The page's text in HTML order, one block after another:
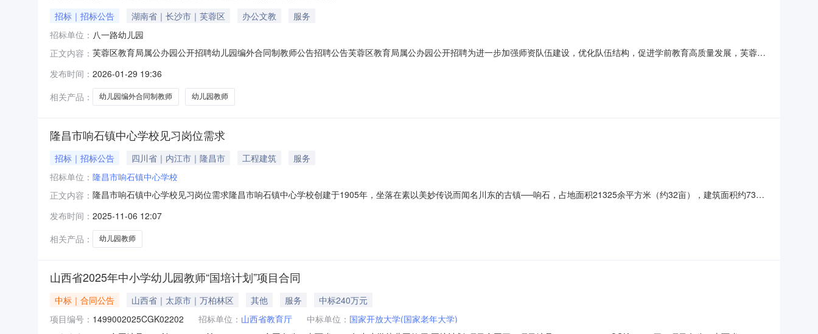
招标｜招标公告 湖南省｜长沙市｜芙蓉区 办公文教
服务
招标单位： 八一路幼儿园
正文内容： 芙蓉区教育局属公办园公开招聘幼儿园编外合同制教师公告招聘公告芙蓉区教育局属公办园公开招聘为进一步加强师资队伍建设，优化队伍结构，促进学前教育高质量发展，芙蓉区
好的品行，拥护党的教育方针与政策；3.具有较高的政治思想素质，身心健康，热爱教育，有教学工作经历者优先。（二）学历专业及教师资格条件1.大学专科及以上学历；2.具有
幼儿园教师资格证书；3.普通话水平二
发布时间： 2026-01-29 19:36
相关产品：
幼儿园编外合同制教师 幼儿园教师
隆昌市响石镇中心学校见习岗位需求
招标｜招标公告 四川省｜内江市｜隆昌市 工程建筑
服务
招标单位： 隆昌市响石镇中心学校
正文内容： 隆昌市响石镇中心学校见习岗位需求隆昌市响石镇中心学校创建于1905年，坐落在素以美妙传说而闻名川东的古镇──响石，占地面积21325余平方米（约32亩），建筑面积约7320
之一。一、见习岗位：幼儿园教师。二、见习名额：幼儿园教师1人。三、薪资待遇：生活补贴：不低于内江市最低工资标准，随内江市最低工资标准而调整。四、岗位要求全日制
大专及以上学历，具有幼儿
发布时间： 2025-11-06 12:07
相关产品：
幼儿园教师
山西省2025年中小学幼儿园教师“国培计划”项目合同
中标｜合同公告 山西省｜太原市｜万柏林区 其他 服务
中标240万元
项目编号： 1499002025CGK02202 招标单位： 山西省教育厅 中标单位： 国家开放大学(国家老年大学)